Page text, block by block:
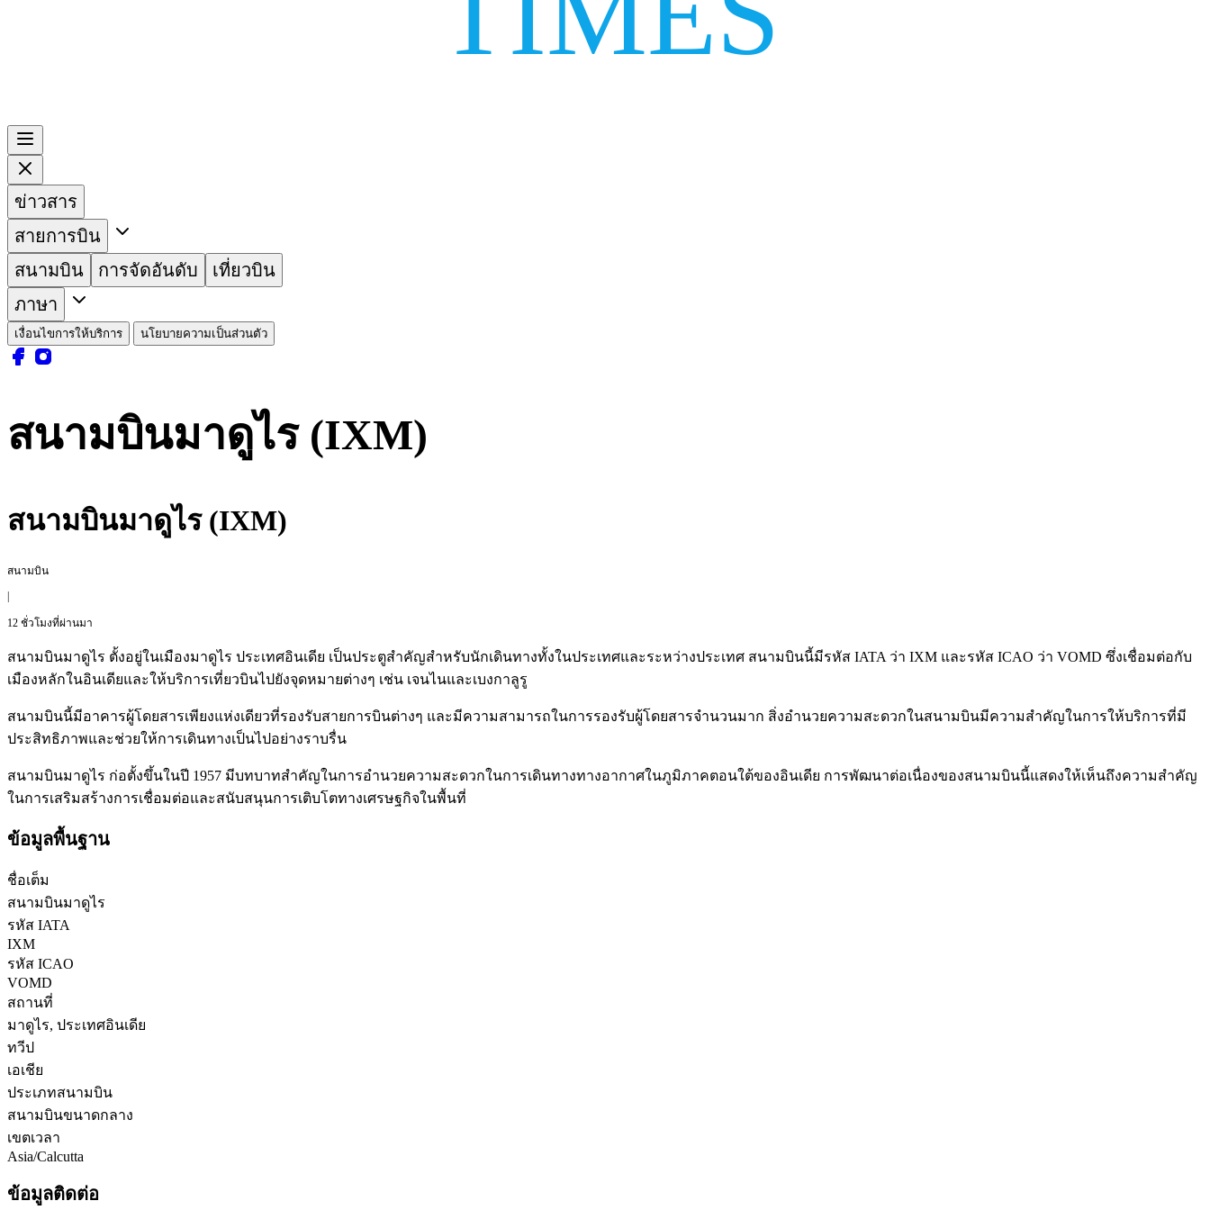
ข่าวสาร
สายการบิน
สนามบิน
การจัดอันดับ
เที่ยวบิน
ภาษา
เงื่อนไขการให้บริการ นโยบายความเป็นส่วนตัว
สนามบินมาดูไร (IXM)
สนามบินมาดูไร (IXM)
สนามบิน
12 ชั่วโมงที่ผ่านมา
สนามบินมาดูไร ตั้งอยู่ในเมืองมาดูไร ประเทศอินเดีย เป็นประตูสำคัญสำหรับนักเดินทางทั้งในประเทศและระหว่างประเทศ สนามบินนี้มีรหัส IATA ว่า IXM และรหัส ICAO ว่า VOMD ซึ่งเชื่อมต่อกับ
เมืองหลักในอินเดียและให้บริการเที่ยวบินไปยังจุดหมายต่างๆ เช่น เจนไนและเบงกาลูรู
สนามบินนี้มีอาคารผู้โดยสารเพียงแห่งเดียวที่รองรับสายการบินต่างๆ และมีความสามารถในการรองรับผู้โดยสารจำนวนมาก สิ่งอำนวยความสะดวกในสนามบินมีความสำคัญในการให้บริการที่มี
ประสิทธิภาพและช่วยให้การเดินทางเป็นไปอย่างราบรื่น
สนามบินมาดูไร ก่อตั้งขึ้นในปี 1957 มีบทบาทสำคัญในการอำนวยความสะดวกในการเดินทางทางอากาศในภูมิภาคตอนใต้ของอินเดีย การพัฒนาต่อเนื่องของสนามบินนี้แสดงให้เห็นถึงความสำคัญ
ในการเสริมสร้างการเชื่อมต่อและสนับสนุนการเติบโตทางเศรษฐกิจในพื้นที่
ข้อมูลพื้นฐาน
ชื่อเต็ม
สนามบินมาดูไร
รหัส IATA
IXM
รหัส ICAO
VOMD
สถานที่
มาดูไร, ประเทศอินเดีย
ทวีป
เอเชีย
ประเภทสนามบิน
สนามบินขนาดกลาง
เขตเวลา
Asia/Calcutta
ข้อมูลติดต่อ